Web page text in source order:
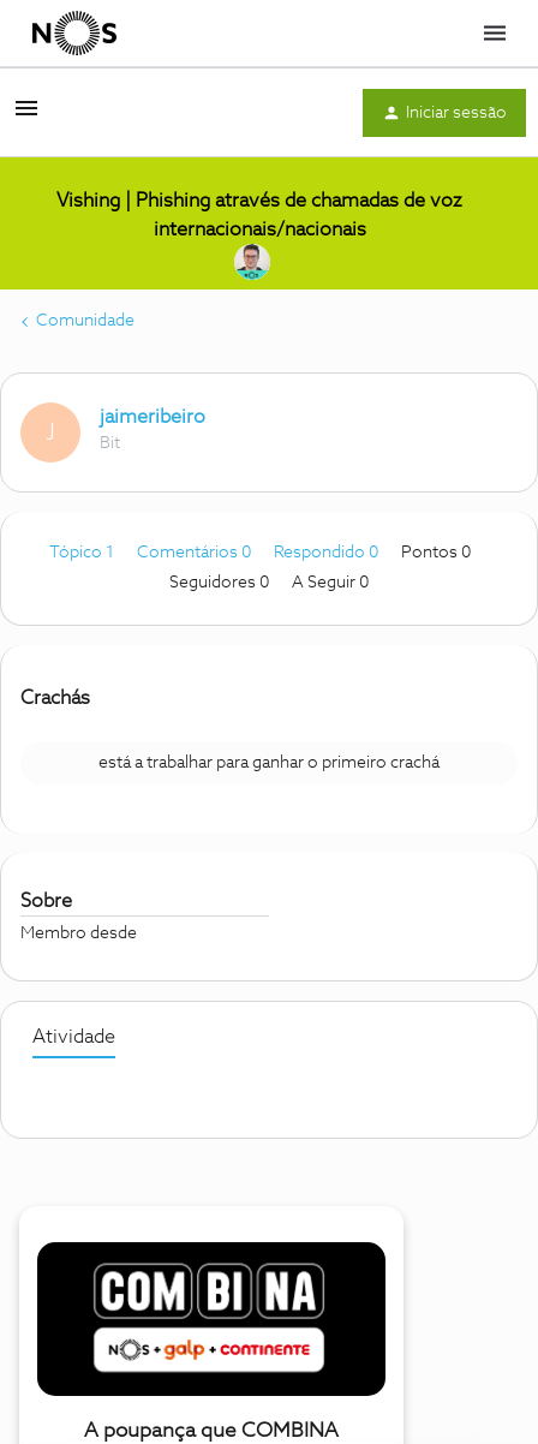
Menu
Iniciar sessão
Vishing | Phishing através de chamadas de voz
internacionais/nacionais
Comunidade
J
jaimeribeiro
Bit
Tópico 1 Comentários 0 Respondido 0
Pontos 0
Seguidores 0 A Seguir 0
Crachás
está a trabalhar para ganhar o primeiro crachá
Sobre
Membro desde
Atividade
A poupança que COMBINA